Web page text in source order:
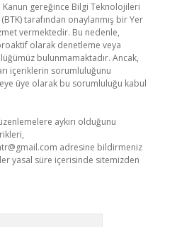
Kanun gereğince Bilgi Teknolojileri
tarafından onaylanmış bir Yer
vermektedir. Bu nedenle,
olarak denetleme veya
bulunmamaktadır. Ancak,
içeriklerin sorumluluğunu
üye olarak bu sorumluluğu kabul
aykırı olduğunu
adresine bildirmeniz
yasal süre içerisinde sitemizden